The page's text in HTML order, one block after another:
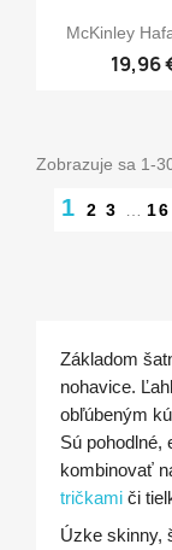
McKinley
19,96
Zobrazuje sa 1-
1 2 3 16
Základom
nohavice.
obľúbeným
Sú pohodlné,
kombinovať
tričkami či
Úzke skinny,